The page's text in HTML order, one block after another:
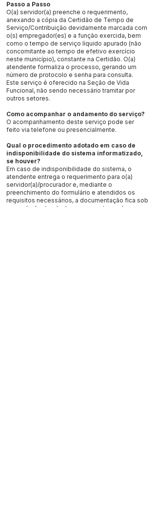
Passo a Passo
O(a) servidor(a) preenche o requerimento,
anexando a cópia da Certidão de Tempo de
Serviço/Contribuição devidamente marcada com
o(s) empregador(es) e a função exercida, bem
como o tempo de serviço líquido apurado (não
concomitante ao tempo de efetivo exercício
neste município), constante na Certidão. O(a)
atendente formaliza o processo, gerando um
número de protocolo e senha para consulta.
Este serviço é oferecido na Seção de Vida
Funcional, não sendo necessário tramitar por
outros setores.
Como acompanhar o andamento do serviço?
O acompanhamento deste serviço pode ser
feito via telefone ou presencialmente.
Qual o procedimento adotado em caso de
indisponibilidade do sistema informatizado,
se houver?
Em caso de indisponibilidade do sistema, o
atendente entrega o requerimento para o(a)
servidor(a)/procurador e, mediante o
preenchimento do formulário e atendidos os
requisitos necessários, a documentação fica sob
a guarda da atendente para, ao retorno do